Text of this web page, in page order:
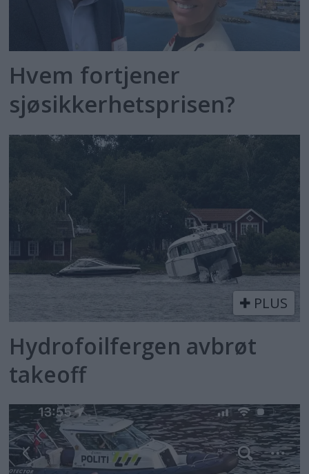
Hvem fortjener
sjøsikkerhetsprisen?
PLUS
Hydrofoilfergen avbrøt
takeoff